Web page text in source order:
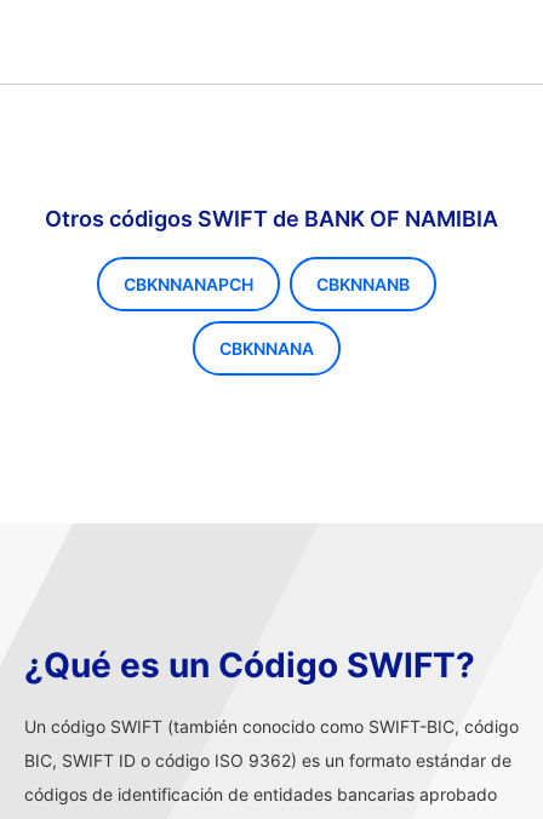
Otros códigos SWIFT de BANK OF NAMIBIA
CBKNNANAPCH CBKNNANB
CBKNNANA
¿Qué es un Código SWIFT?
Un código SWIFT (también conocido como SWIFT-BIC, código
BIC, SWIFT ID o código ISO 9362) es un formato estándar de
códigos de identificación de entidades bancarias aprobado